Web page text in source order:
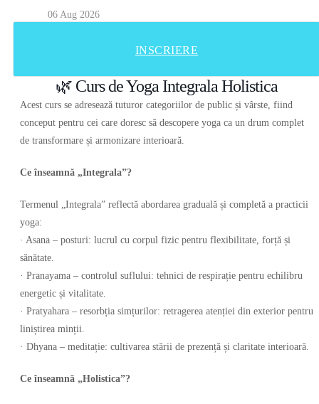
06 Aug 2026
INSCRIERE
🌿 Curs de Yoga Integrala Holistica
Acest curs se adresează tuturor categoriilor de public și vârste, fiind
conceput pentru cei care doresc să descopere yoga ca un drum complet
de transformare și armonizare interioară.
Ce înseamnă „Integrala”?
Termenul „Integrala” reflectă abordarea graduală și completă a practicii
yoga:
· Asana – posturi: lucrul cu corpul fizic pentru flexibilitate, forță și
sănătate.
· Pranayama – controlul suflului: tehnici de respirație pentru echilibru
energetic și vitalitate.
· Pratyahara – resorbția simțurilor: retragerea atenției din exterior pentru
liniștirea minții.
· Dhyana – meditație: cultivarea stării de prezență și claritate interioară.
Ce înseamnă „Holistica”?